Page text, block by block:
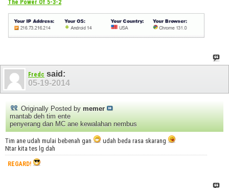
The Power Of 5-3-2
Fredc said:
05-19-2014
Originally Posted by memer
mantab deh tim ente
penyerang dan MC ane kewalahan nembus
Tim ane udah mulai bebenah gan
udah beda rasa skarang
Ntar kita tes lg dah
REGARD!